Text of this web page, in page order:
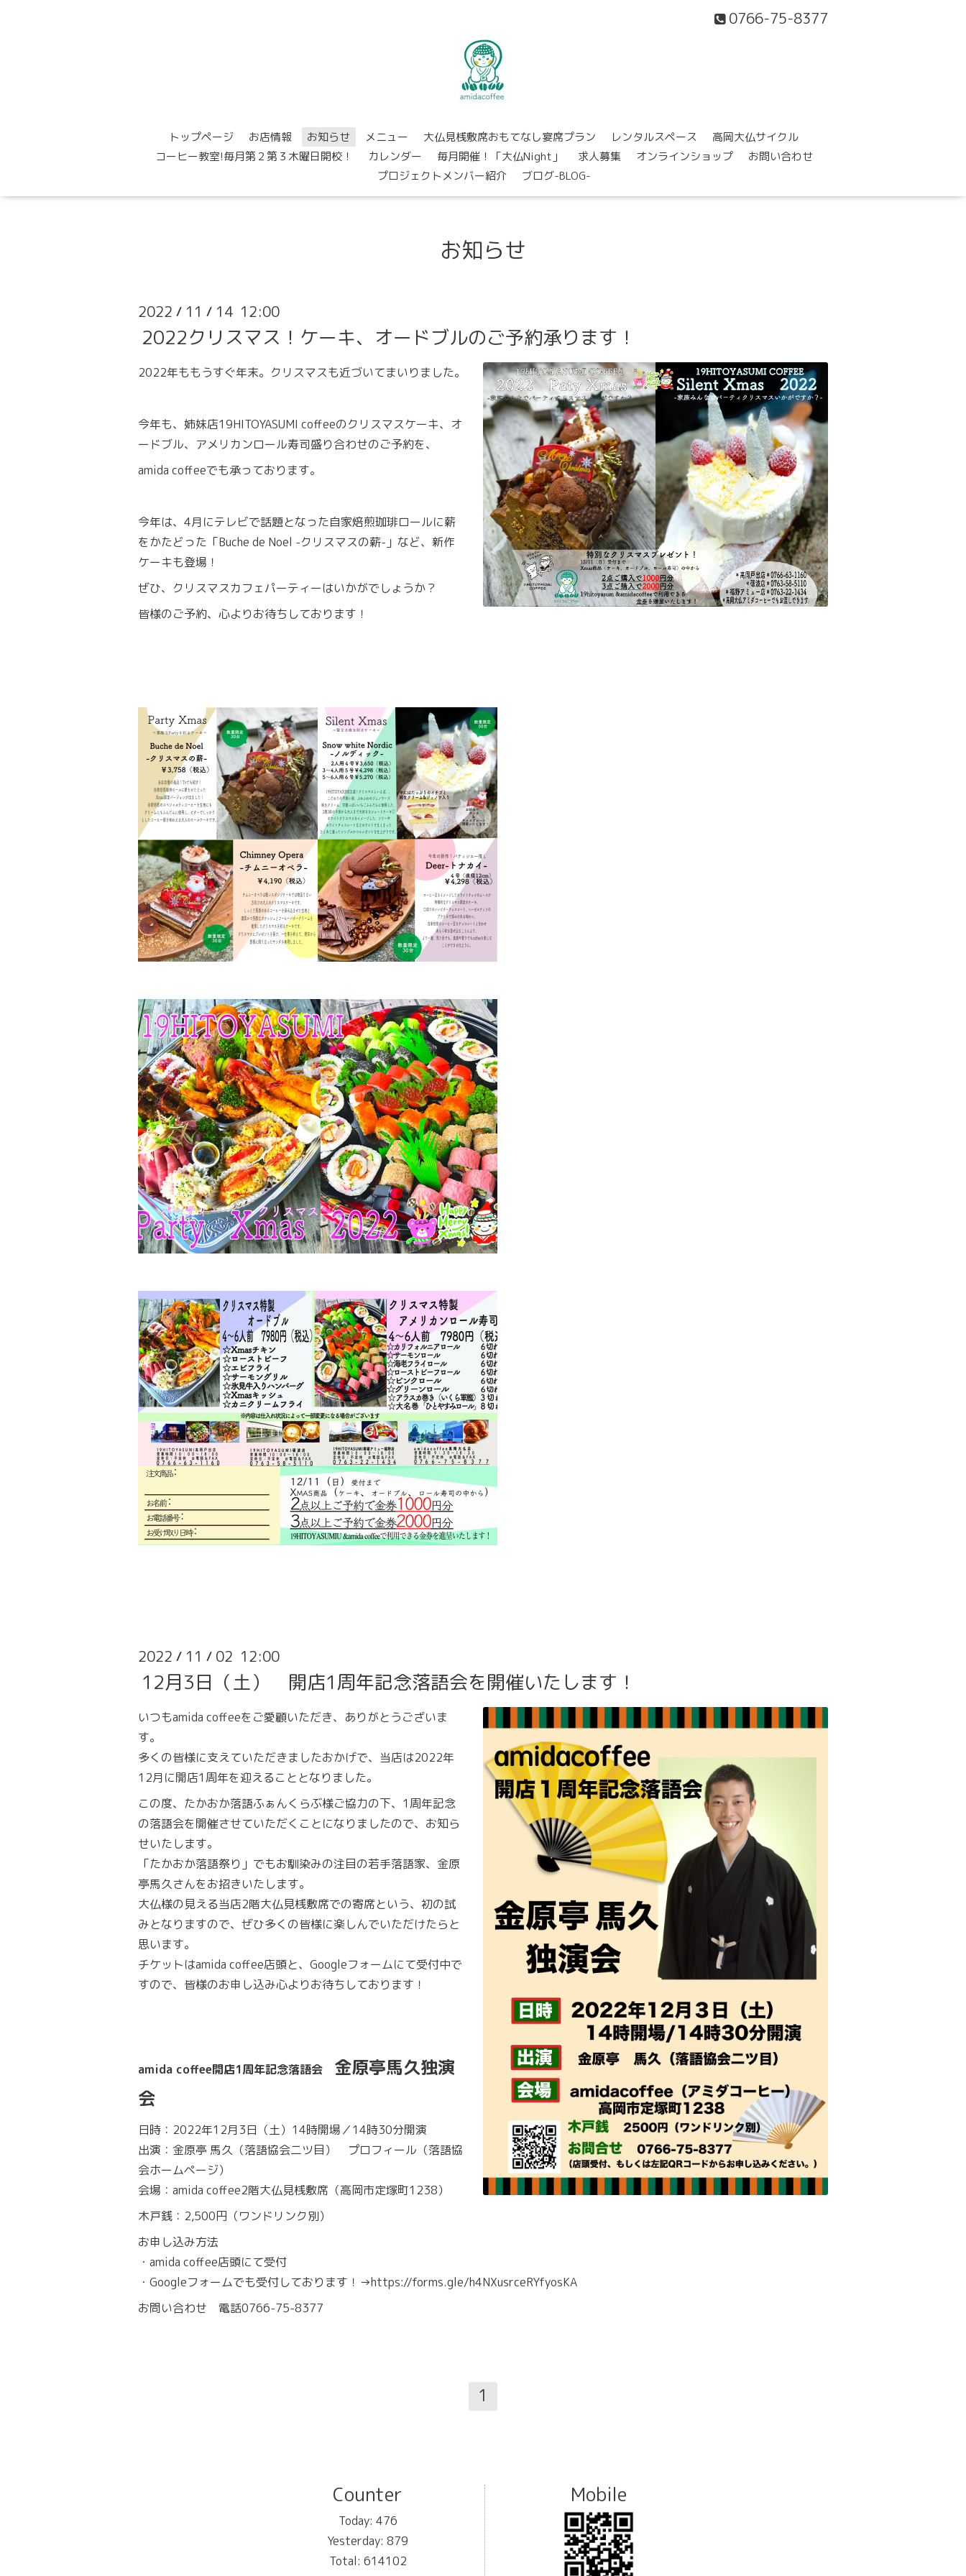
0766-75-8377
トップページ お店情報 お知らせ メニュー 大仏見桟敷席おもてなし宴席プラン レンタルスペース
高岡大仏サイクル
コーヒー教室!毎月第２第３木曜日開校！
カレンダー 毎月開催！「大仏Night」 求人募集 オンラインショップ
お問い合わせ
プロジェクトメンバー紹介
ブログ-BLOG-
お知らせ
2022 / 11 / 14 12:00
2022クリスマス！ケーキ、オードブルのご予約承ります！
2022年ももうすぐ年末。クリスマスも近づいてまいりました。
今年も、姉妹店19HITOYASUMI coffeeのクリスマスケーキ、オ
ードブル、アメリカンロール寿司盛り合わせのご予約を、
amida coffeeでも承っております。
今年は、4月にテレビで話題となった自家焙煎珈琲ロールに薪
をかたどった「Buche de Noel -クリスマスの薪-」など、新作
ケーキも登場！
ぜひ、クリスマスカフェパーティーはいかがでしょうか？
皆様のご予約、心よりお待ちしております！
2022 / 11 / 02 12:00
12月3日（土） 開店1周年記念落語会を開催いたします！
いつもamida coffeeをご愛顧いただき、ありがとうございま
す。
多くの皆様に支えていただきましたおかげで、当店は2022年
12月に開店1周年を迎えることとなりました。
この度、たかおか落語ふぁんくらぶ様ご協力の下、1周年記念
の落語会を開催させていただくことになりましたので、お知ら
せいたします。
「たかおか落語祭り」でもお馴染みの注目の若手落語家、金原
亭馬久さんをお招きいたします。
大仏様の見える当店2階大仏見桟敷席での寄席という、初の試
みとなりますので、ぜひ多くの皆様に楽しんでいただけたらと
思います。
チケットはamida coffee店頭と、Googleフォームにて受付中で
すので、皆様のお申し込み心よりお待ちしております！
amida coffee開店1周年記念落語会
金原亭馬久独演
会
日時：2022年12月3日（土）14時開場／14時30分開演
出演：金原亭 馬久（落語協会二ツ目） プロフィール （落語協
会ホームページ）
会場：amida coffee2階大仏見桟敷席（高岡市定塚町1238）
木戸銭：2,500円（ワンドリンク別）
お申し込み方法
・amida coffee店頭にて受付
・Googleフォームでも受付しております！→https://forms.gle/h4NXusrceRYfyosKA
お問い合わせ 電話0766-75-8377
1
Counter
Today: 476
Yesterday:879
Total: 614102
Mobile